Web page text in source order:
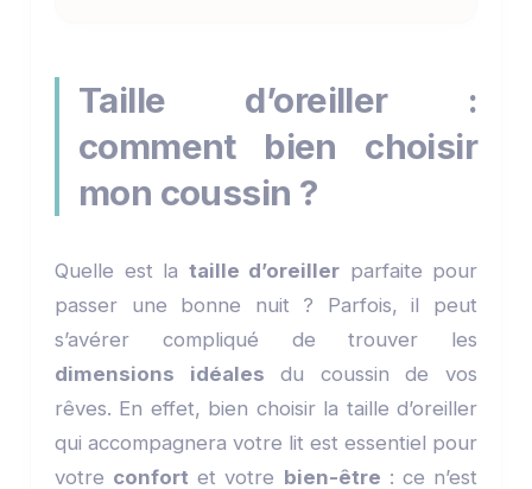
Taille d’oreiller :
comment bien choisir
mon coussin ?
Quelle est la taille d’oreiller parfaite pour
passer une bonne nuit ? Parfois, il peut
s’avérer compliqué de trouver les
dimensions idéales du coussin de vos
rêves. En effet, bien choisir la taille d’oreiller
qui accompagnera votre lit est essentiel pour
votre confort et votre bien-être : ce n’est